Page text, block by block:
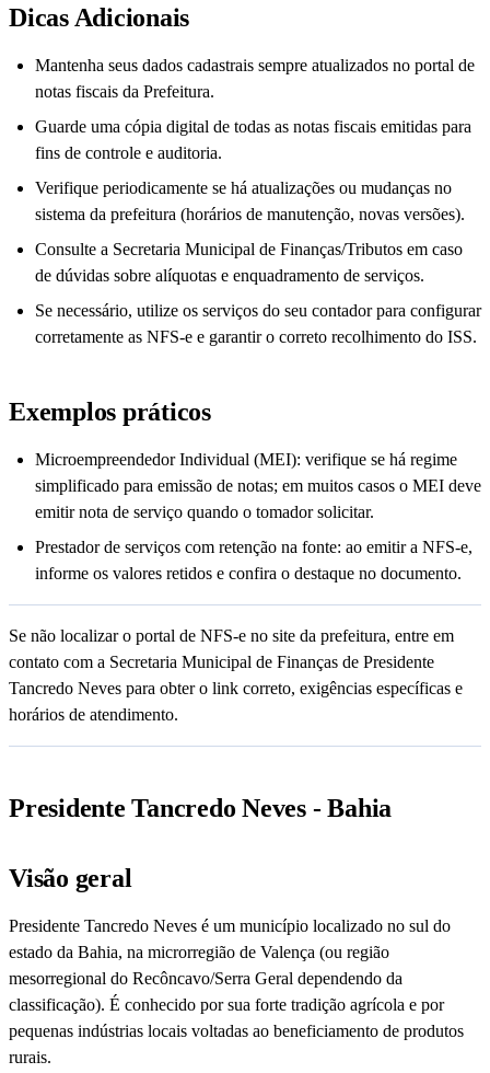
Dicas Adicionais
Mantenha seus dados cadastrais sempre atualizados no portal de
notas fiscais da Prefeitura.
Guarde uma cópia digital de todas as notas fiscais emitidas para
fins de controle e auditoria.
Verifique periodicamente se há atualizações ou mudanças no
sistema da prefeitura (horários de manutenção, novas versões).
Consulte a Secretaria Municipal de Finanças/Tributos em caso
de dúvidas sobre alíquotas e enquadramento de serviços.
Se necessário, utilize os serviços do seu contador para configurar
corretamente as NFS-e e garantir o correto recolhimento do ISS.
Exemplos práticos
Microempreendedor Individual (MEI): verifique se há regime
simplificado para emissão de notas; em muitos casos o MEI deve
emitir nota de serviço quando o tomador solicitar.
Prestador de serviços com retenção na fonte: ao emitir a NFS-e,
informe os valores retidos e confira o destaque no documento.
Se não localizar o portal de NFS-e no site da prefeitura, entre em
contato com a Secretaria Municipal de Finanças de Presidente
Tancredo Neves para obter o link correto, exigências específicas e
horários de atendimento.
Presidente Tancredo Neves - Bahia
Visão geral
Presidente Tancredo Neves é um município localizado no sul do
estado da Bahia, na microrregião de Valença (ou região
mesorregional do Recôncavo/Serra Geral dependendo da
classificação). É conhecido por sua forte tradição agrícola e por
pequenas indústrias locais voltadas ao beneficiamento de produtos
rurais.